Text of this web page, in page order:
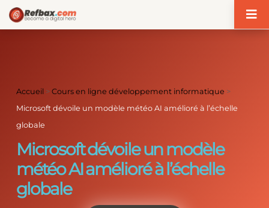
Accueil >Cours en ligne développement informatique >
Microsoft dévoile un modèle météo AI amélioré à l’échelle
globale
Microsoft dévoile un modèle
météo AI amélioré à l’échelle
globale
Panneau de gestion des cookies